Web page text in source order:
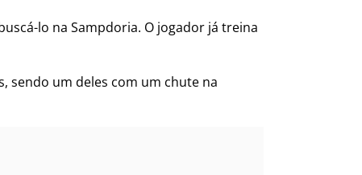
lo na Sampdoria. O jogador já treina
sendo um deles com um chute na